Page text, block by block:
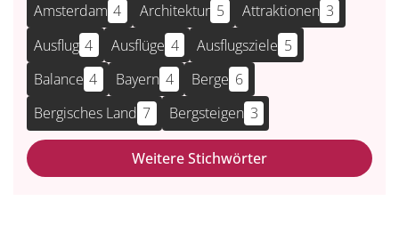
Amsterdam 4 Architektur 5 Attraktionen 3
Ausflug 4 Ausflüge 4 Ausflugsziele 5
Balance 4 Bayern 4 Berge 6
Bergisches Land 7 Bergsteigen 3
Weitere Stichwörter